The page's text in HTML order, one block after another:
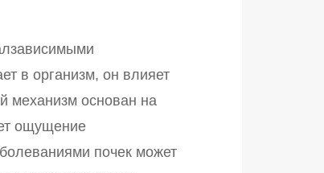
в организм, он влияет
механизм основан на
ощущение
почек может